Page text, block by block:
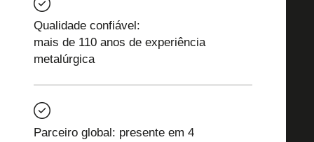
Qualidade confiável:
mais de 110 anos de experiência
metalúrgica
Parceiro global: presente em 4